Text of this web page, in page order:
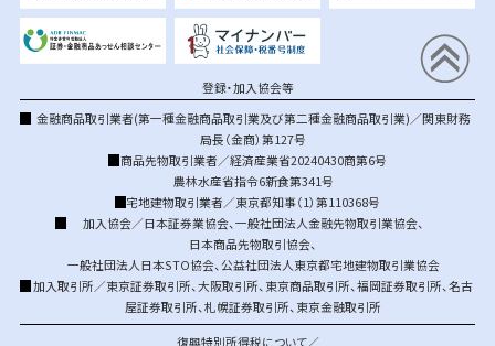
登録・加入協会等
金融商品取引業者(第一種金融商品取引業及び第二種金融商品取引業)／関東財務
局長（金商）第127号
商品先物取引業者／経済産業省20240430商第6号
農林水産省指令6新食第341号
宅地建物取引業者／東京都知事（1）第110368号
加入協会／日本証券業協会、 一般社団法人金融先物取引業協会、
日本商品先物取引協会、
一般社団法人日本STO協会、 公益社団法人東京都宅地建物取引業協会
加入取引所／東京証券取引所、大阪取引所、 東京商品取引所、福岡証券取引所、名古
屋証券取引所、札幌証券取引所、 東京金融取引所
復興特別所得税について／